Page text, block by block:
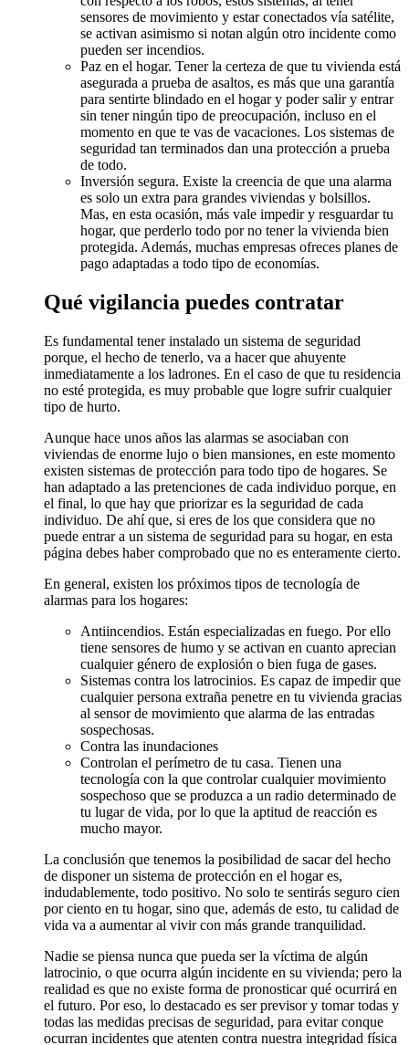
sensores de movimiento y estar conectados vía satélite,
se activan asimismo si notan algún otro incidente como
pueden ser incendios.
Paz en el hogar. Tener la certeza de que tu vivienda está
asegurada a prueba de asaltos, es más que una garantía
para sentirte blindado en el hogar y poder salir y entrar
sin tener ningún tipo de preocupación, incluso en el
momento en que te vas de vacaciones. Los sistemas de
seguridad tan terminados dan una protección a prueba
de todo.
Inversión segura. Existe la creencia de que una alarma
es solo un extra para grandes viviendas y bolsillos.
Mas, en esta ocasión, más vale impedir y resguardar tu
hogar, que perderlo todo por no tener la vivienda bien
protegida. Además, muchas empresas ofreces planes de
pago adaptadas a todo tipo de economías.
Qué vigilancia puedes contratar
Es fundamental tener instalado un sistema de seguridad
porque, el hecho de tenerlo, va a hacer que ahuyente
inmediatamente a los ladrones. En el caso de que tu residencia
no esté protegida, es muy probable que logre sufrir cualquier
tipo de hurto.
Aunque hace unos años las alarmas se asociaban con
viviendas de enorme lujo o bien mansiones, en este momento
existen sistemas de protección para todo tipo de hogares. Se
han adaptado a las pretenciones de cada individuo porque, en
el final, lo que hay que priorizar es la seguridad de cada
individuo. De ahí que, si eres de los que considera que no
puede entrar a un sistema de seguridad para su hogar, en esta
página debes haber comprobado que no es enteramente cierto.
En general, existen los próximos tipos de tecnología de
alarmas para los hogares:
Antiincendios. Están especializadas en fuego. Por ello
tiene sensores de humo y se activan en cuanto aprecian
cualquier género de explosión o bien fuga de gases.
Sistemas contra los latrocinios. Es capaz de impedir que
cualquier persona extraña penetre en tu vivienda gracias
al sensor de movimiento que alarma de las entradas
sospechosas.
Contra las inundaciones
Controlan el perímetro de tu casa. Tienen una
tecnología con la que controlar cualquier movimiento
sospechoso que se produzca a un radio determinado de
tu lugar de vida, por lo que la aptitud de reacción es
mucho mayor.
La conclusión que tenemos la posibilidad de sacar del hecho
de disponer un sistema de protección en el hogar es,
indudablemente, todo positivo. No solo te sentirás seguro cien
por ciento en tu hogar, sino que, además de esto, tu calidad de
vida va a aumentar al vivir con más grande tranquilidad.
Nadie se piensa nunca que pueda ser la víctima de algún
latrocinio, o que ocurra algún incidente en su vivienda; pero la
realidad es que no existe forma de pronosticar qué ocurrirá en
el futuro. Por eso, lo destacado es ser previsor y tomar todas y
todas las medidas precisas de seguridad, para evitar conque
ocurran incidentes que atenten contra nuestra integridad física